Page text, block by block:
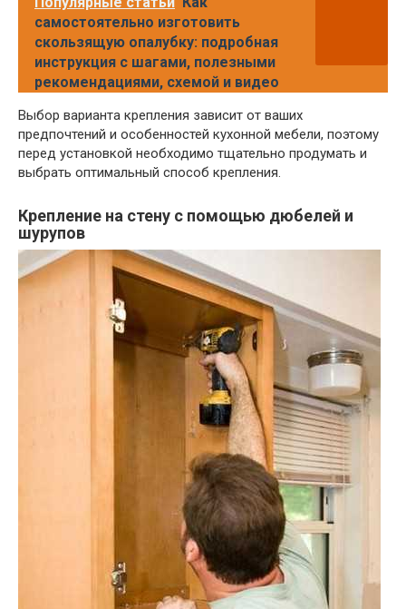
самостоятельно изготовить
скользящую опалубку: подробная
инструкция с шагами, полезными
рекомендациями, схемой и видео
Выбор варианта крепления зависит от ваших
предпочтений и особенностей кухонной мебели, поэтому
перед установкой необходимо тщательно продумать и
выбрать оптимальный способ крепления.
Крепление на стену с помощью дюбелей и
шурупов